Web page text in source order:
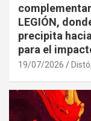
LEGIÓN,
precipita
para el
19/07/2026